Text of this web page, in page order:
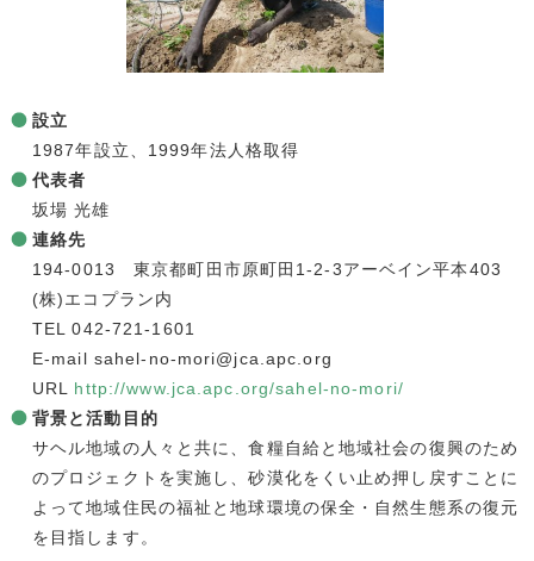
設立
1987年設立、1999年法人格取得
代表者
坂場 光雄
連絡先
194-0013 東京都町田市原町田1-2-3アーベイン平本403
(株)エコプラン内
TEL 042-721-1601
E-mail sahel-no-mori@jca.apc.org
URL http://www.jca.apc.org/sahel-no-mori/
背景と活動目的
サヘル地域の人々と共に、食糧自給と地域社会の復興のため
のプロジェクトを実施し、砂漠化をくい止め押し戻すことに
よって地域住民の福祉と地球環境の保全・自然生態系の復元
を目指します。